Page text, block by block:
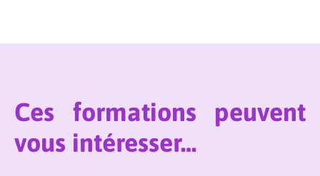
Ces formations peuvent
vous intéresser…